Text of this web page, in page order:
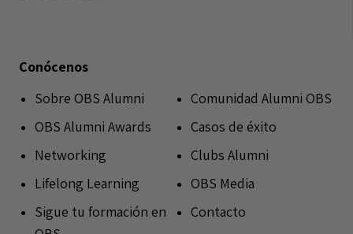
Conócenos
Sobre OBS Alumni
OBS Alumni Awards
Networking
Lifelong Learning
Sigue tu formación en
Comunidad Alumni OBS
Casos de éxito
Clubs Alumni
OBS Media
Contacto